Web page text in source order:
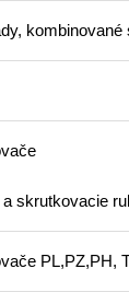
kombinované
skrutkovacie
PL,PZ,PH,